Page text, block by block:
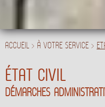
ACCUEIL > À VOTRE SERVICE >
ÉTAT CIVIL
DÉMARCHES